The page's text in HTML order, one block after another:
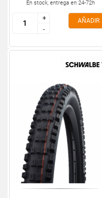
En stock, entrega en 24-72h
+
-
+
-
AÑADIR